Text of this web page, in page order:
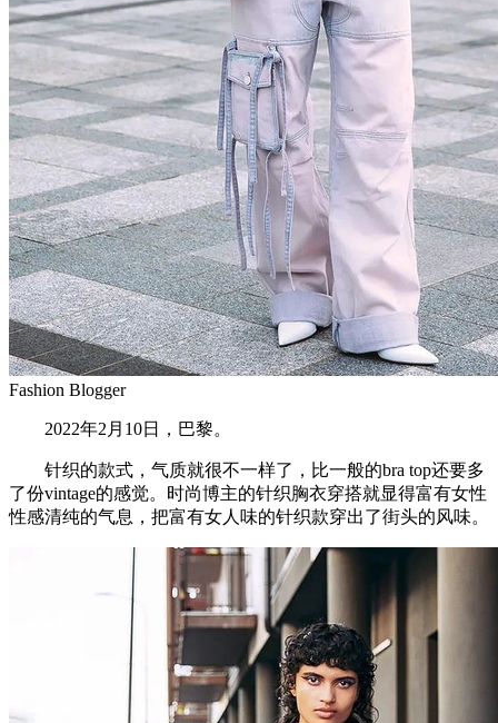
Fashion Blogger
2022年2月10日，巴黎。
针织的款式，气质就很不一样了，比一般的bra top还要多
了份vintage的感觉。时尚博主的针织胸衣穿搭就显得富有女性
性感清纯的气息，把富有女人味的针织款穿出了街头的风味。